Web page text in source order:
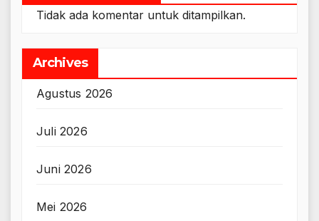
Tidak ada komentar untuk ditampilkan.
Archives
Agustus 2026
Juli 2026
Juni 2026
Mei 2026